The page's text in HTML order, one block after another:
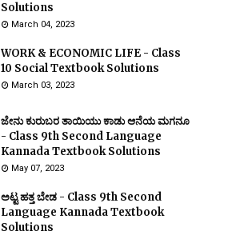
Solutions
March 04, 2023
WORK & ECONOMIC LIFE - Class
10 Social Textbook Solutions
March 03, 2023
ಜೇನು ಕುರುಬರ ತಾಯಿಯು ಕಾಡು ಆನೆಯ ಮಗನೂ
- Class 9th Second Language
Kannada Textbook Solutions
May 07, 2023
ಅಟ್ಟ ಹತ್ತ ಬೇಡ - Class 9th Second
Language Kannada Textbook
Solutions